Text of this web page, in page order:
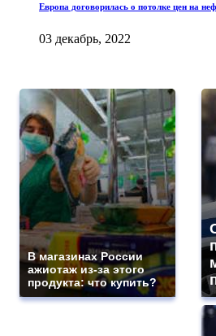
Европа договорилась о потолке цен на
03 декабрь, 2022
В магазинах России
ажиотаж из-за этого
продукта: что купить?